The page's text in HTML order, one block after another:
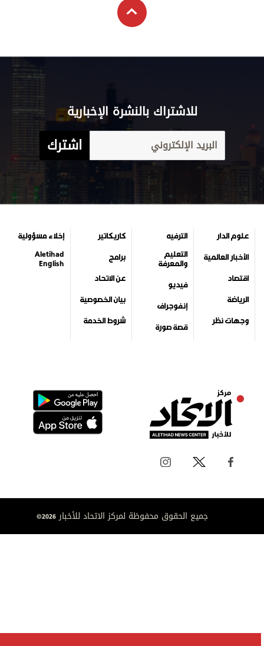
للاشتراك بالنشرة الإخبارية
اشترك
علوم الدار
الأخبار العالمية
اقتصاد
الرياضة
وجهات نظر
الترفيه
التعليم
والمعرفة
فيديو
إنفوجراف
قصة صورة
كاريكاتير
برامج
عن الاتحاد
بيان الخصوصية
شروط الخدمة
إخلاء مسؤولية
Aletihad
English
جميع الحقوق محفوظة لمركز الاتحاد للأخبار 2026©